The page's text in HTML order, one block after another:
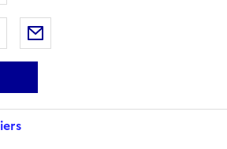
sur Twitter
Partager sur LinkedIn